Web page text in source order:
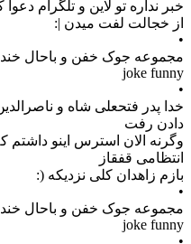
خبر نداره تو لاین و تلگرام
از خجالت لفت میدن |:
•
مجموعه جوک خفن و باحال خنده
joke funny
•
خدا پدر فتحعلی شاه و
دادن رفت
وگرنه الان استرس اینو
انتظامی قفقاز
بازم زاهدان کلی نزدیکه (:
•
مجموعه جوک خفن و باحال خنده
joke funny